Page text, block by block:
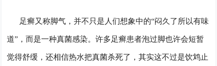
足癣又称脚气，并不只是人们想象中的“闷久了所以有味
道”，而是一种真菌感染。许多足癣患者泡过脚也许会短暂
觉得舒缓，还相信热水把真菌杀死了，其实这不过是饮鸩止